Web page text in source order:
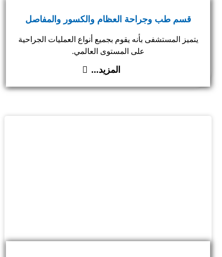
قسم طب وجراحة العظام والكسور والمفاصل
يتميز المستشفى بأنه يقوم بجميع أنواع العمليات الجراحية
على المستوى العالمي.
المزيد...